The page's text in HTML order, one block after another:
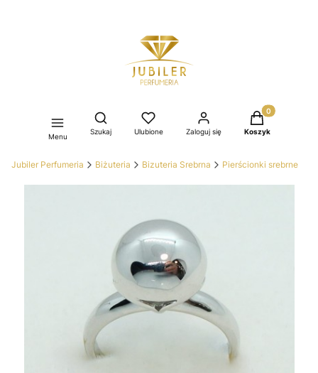
Menu
Otwórz wyszukiwarkę
Szukaj Ulubione Zaloguj się
Produkty w
Koszyk
Jubiler Perfumeria Biżuteria Bizuteria Srebrna Pierścionki srebrne